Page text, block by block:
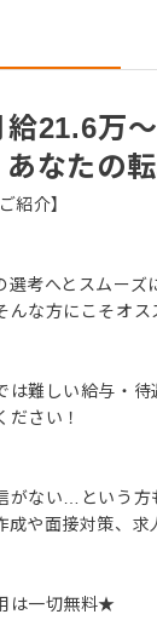
給21.6万
なたの
紹介】
考へとスムーズ
な方にこそオス
難しい給与・待
さい！
ない…という方
や面接対策、
は一切無料★